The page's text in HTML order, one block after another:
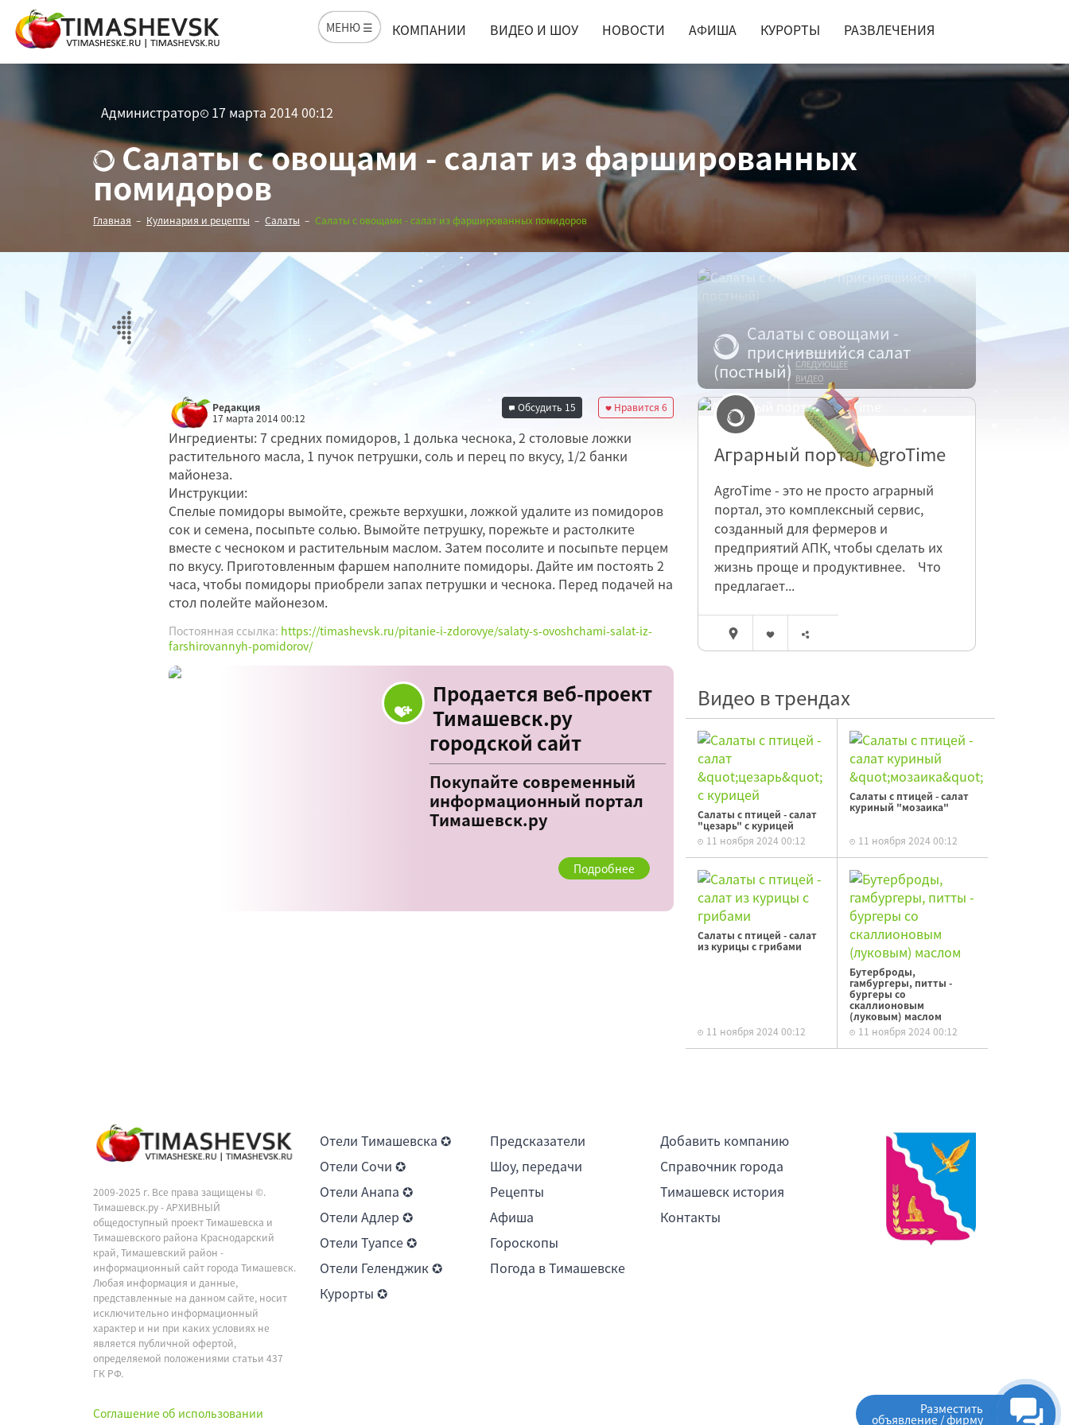
МЕНЮ ☰ КОМПАНИИ ВИДЕО И ШОУ НОВОСТИ АФИША КУРОРТЫ РАЗВЛЕЧЕНИЯ
Администратор 17 марта 2014 00:12
Салаты с овощами - салат из фаршированных
помидоров
Главная Кулинария и рецепты Салаты Салаты с овощами - салат из фаршированных помидоров
Салаты с овощами -
приснившийся салат
(постный)
Редакция
17 марта 2014 00:12
Нравится 6
Обсудить 15
Ингредиенты: 7 средних помидоров, 1 долька чеснока, 2 столовые ложки
растительного масла, 1 пучок петрушки, соль и перец по вкусу, 1/2 банки
майонеза.
Инструкции:
Спелые помидоры вымойте, срежьте верхушки, ложкой удалите из помидоров
сок и семена, посыпьте солью. Вымойте петрушку, порежьте и растолките
вместе с чесноком и растительным маслом. Затем посолите и посыпьте перцем
по вкусу. Приготовленным фаршем наполните помидоры. Дайте им постоять 2
часа, чтобы помидоры приобрели запах петрушки и чеснока. Перед подачей на
стол полейте майонезом.
Постоянная ссылка: https://timashevsk.ru/pitanie-i-zdorovye/salaty-s-ovoshchami-salat-iz-
farshirovannyh-pomidorov/
Продается веб-проект
Тимашевск.ру
городской сайт
Покупайте современный
информационный портал
Тимашевск.ру
Подробнее
Аграрный портал AgroTime
AgroTime - это не просто аграрный
портал, это комплексный сервис,
созданный для фермеров и
предприятий АПК, чтобы сделать их
жизнь проще и продуктивнее. Что
предлагает...
Видео в трендах
Салаты с птицей - салат
"цезарь" с курицей
11 ноября 2024 00:12
Салаты с птицей - салат
куриный "мозаика"
11 ноября 2024 00:12
Салаты с птицей - салат
из курицы с грибами
11 ноября 2024 00:12
Бутерброды,
гамбургеры, питты -
бургеры со
скаллионовым
(луковым) маслом
11 ноября 2024 00:12
2009-2025 г. Все права защищены ©.
Тимашевск.ру - АРХИВНЫЙ
общедоступный проект Тимашевска и
Тимашевского района Краснодарский
край, Тимашевский район -
информационный сайт города Тимашевск.
Любая информация и данные,
представленные на данном сайте, носит
исключительно информационный
характер и ни при каких условиях не
является публичной офертой,
определяемой положениями статьи 437
ГК РФ.
Соглашение об использовании
Отели Тимашевска ✪
Отели Сочи ✪
Отели Анапа ✪
Отели Адлер ✪
Отели Туапсе ✪
Отели Геленджик ✪
Курорты ✪
Предсказатели
Шоу, передачи
Рецепты
Афиша
Гороскопы
Погода в Тимашевске
Добавить компанию
Справочник города
Тимашевск история
Контакты
Разместить
объявление / фирму